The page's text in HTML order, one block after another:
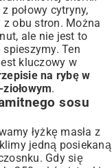
połowy cytryny,
obu stron. Można
ale nie jest to
Ten
kluczowy w
na rybę w
.
sosu
łyżkę masła z
jedną posiekaną
Gdy się